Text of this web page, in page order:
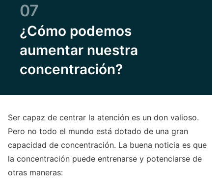
07
¿Cómo podemos
aumentar nuestra
concentración?
Ser capaz de centrar la atención es un don valioso.
Pero no todo el mundo está dotado de una gran
capacidad de concentración. La buena noticia es que
la concentración puede entrenarse y potenciarse de
otras maneras: